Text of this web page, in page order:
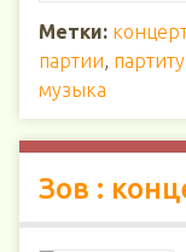
Метки:
партии,
музыка
Зов :